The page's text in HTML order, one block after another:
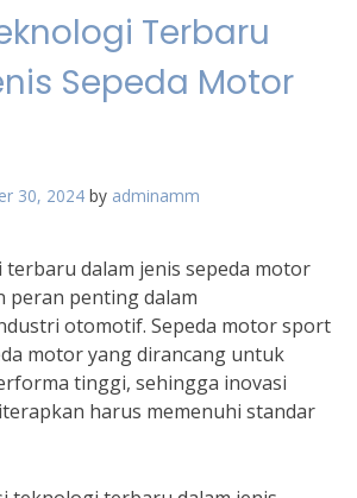
Terbaru
Sepeda Motor
30, 2024 by adminamm
dalam jenis sepeda motor
peran penting dalam
otomotif. Sepeda motor sport
motor yang dirancang untuk
tinggi, sehingga inovasi
harus memenuhi standar